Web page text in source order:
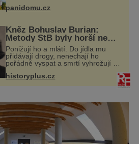
číslo Epochy na cestách, které vám
panidomu.cz
Kněz Bohuslav Burian:
Metody StB byly horší než
gestapácké trýznění
Ponižují ho a mlátí. Do jídla mu
přidávají drogy, nenechají ho
pořádně vyspat a smrtí vyhrožují i
jeho nejbližším. Burian kruté týrání
nevydrží a estébákům podepíše
historyplus.cz